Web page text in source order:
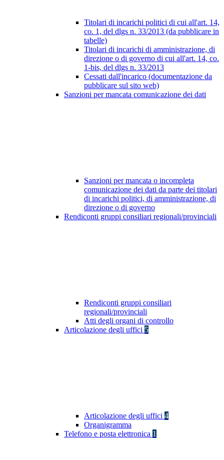
Titolari di incarichi politici di cui all'art. 14,
co. 1, del dlgs n. 33/2013 (da pubblicare in
tabelle)
Titolari di incarichi di amministrazione, di
direzione o di governo di cui all'art. 14, co.
1-bis, del dlgs n. 33/2013
Cessati dall'incarico (documentazione da
pubblicare sul sito web)
Sanzioni per mancata comunicazione dei dati
Sanzioni per mancata o incompleta
comunicazione dei dati da parte dei titolari
di incarichi politici, di amministrazione, di
direzione o di governo
Rendiconti gruppi consiliari regionali/provinciali
Rendiconti gruppi consiliari
regionali/provinciali
Atti degli organi di controllo
Articolazione degli uffici 5
Articolazione degli uffici 4
Organigramma
Telefono e posta elettronica 1